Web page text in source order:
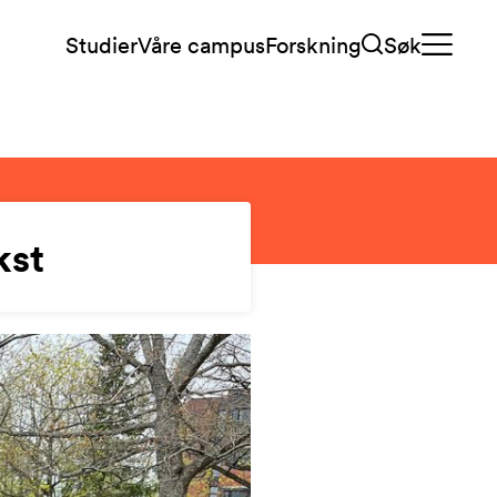
StudierVåre campusForskning Søk